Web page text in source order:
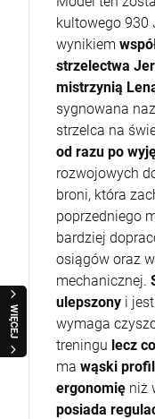
WIĘCEJ
kultowego 930
wynikiem
strzelectwa
mistrzynią
sygnowana
strzelca na
od razu po
rozwojowych
broni, która
poprzedniego
bardziej
osiągów oraz
mechanicznej.
ulepszony i
wymaga
treningu lecz
ma wąski
ergonomię niż
posiada